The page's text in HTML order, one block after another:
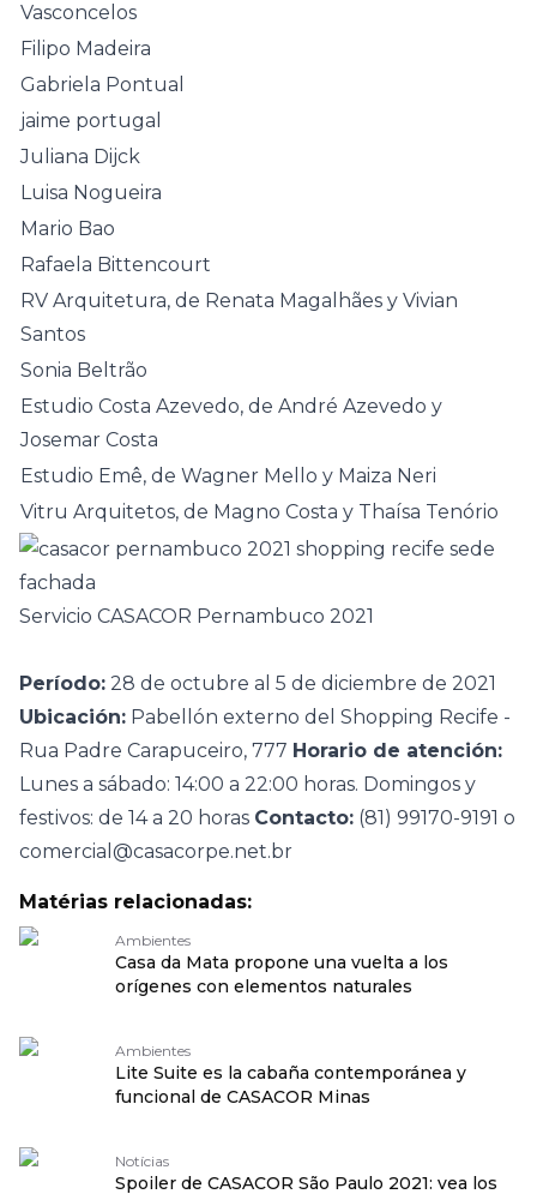
Vasconcelos
Filipo Madeira
Gabriela Pontual
jaime portugal
Juliana Dijck
Luisa Nogueira
Mario Bao
Rafaela Bittencourt
RV Arquitetura, de Renata Magalhães y Vivian
Santos
Sonia Beltrão
Estudio Costa Azevedo, de André Azevedo y
Josemar Costa
Estudio Emê, de Wagner Mello y Maiza Neri
Vitru Arquitetos, de Magno Costa y Thaísa Tenório
Servicio CASACOR Pernambuco 2021
Período: 28 de octubre al 5 de diciembre de 2021
Ubicación: Pabellón externo del Shopping Recife -
Rua Padre Carapuceiro, 777 Horario de atención:
Lunes a sábado: 14:00 a 22:00 horas. Domingos y
festivos: de 14 a 20 horas Contacto: (81) 99170-9191 o
comercial@casacorpe.net.br
Matérias relacionadas:
Ambientes
Casa da Mata propone una vuelta a los
orígenes con elementos naturales
Ambientes
Lite Suite es la cabaña contemporánea y
funcional de CASACOR Minas
Notícias
Spoiler de CASACOR São Paulo 2021: vea los